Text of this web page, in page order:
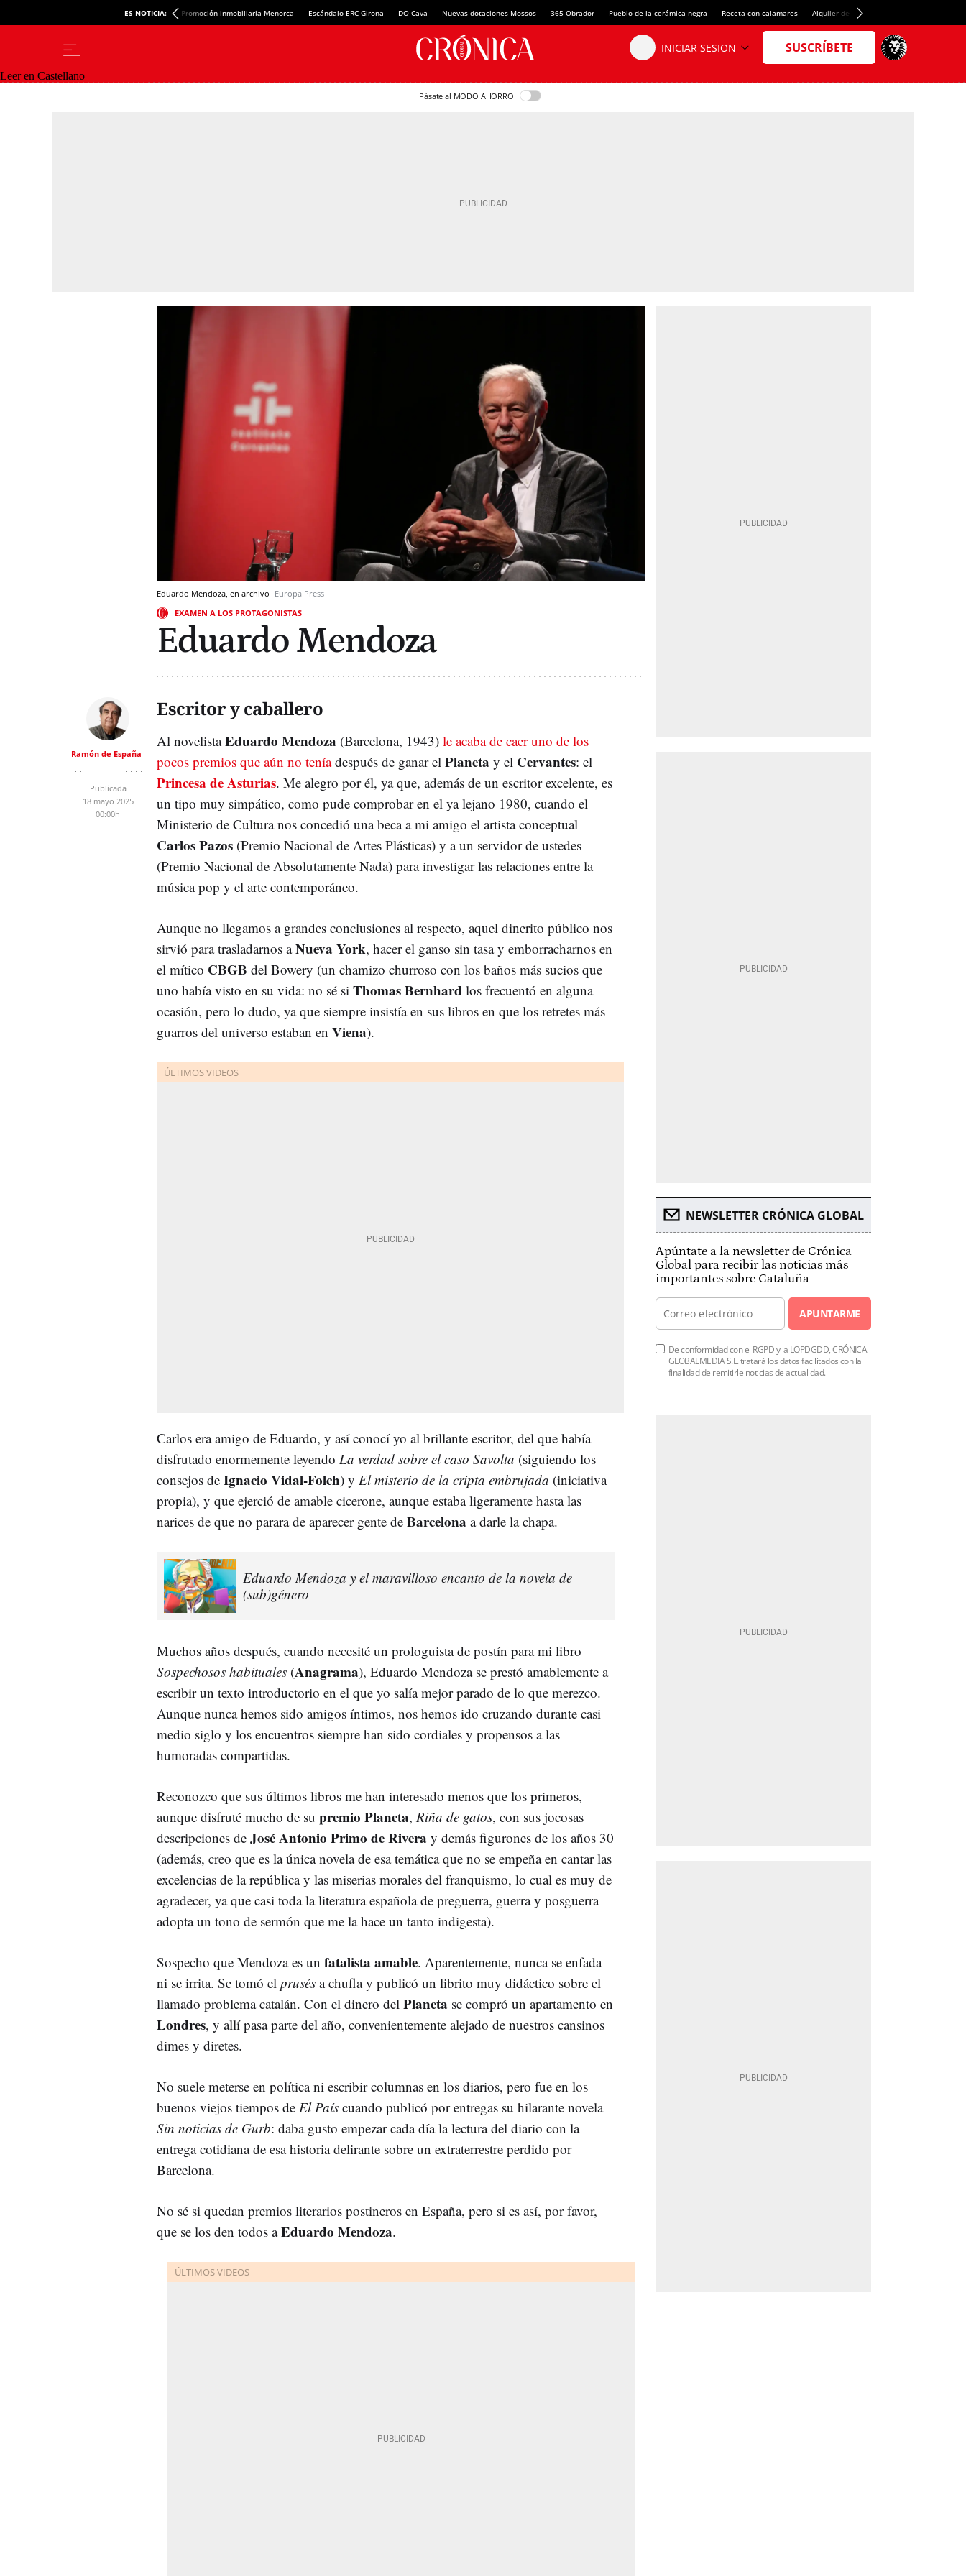
ES NOTICIA: Promoción inmobiliaria Menorca Escándalo ERC Girona DO Cava Nuevas dotaciones Mossos 365 Obrador Pueblo de la cerámica negra Receta con calamares Alquiler de habitaciones en España
Leer en Castellano
Pásate al MODO AHORRO
Eduardo Mendoza, en archivo Europa Press
EXAMEN A LOS PROTAGONISTAS
Eduardo Mendoza
Ramón de España
Publicada
18 mayo 2025
00:00h
Escritor y caballero
Al novelistaEduardo Mendoza (Barcelona, 1943) le acaba de caer uno de los
pocos premios que aún no teníadespués de ganar el Planeta y el Cervantes: el
Princesa de Asturias. Me alegro por él, ya que, además de un escritor excelente, es
un tipo muy simpático, como pude comprobar en el ya lejano 1980, cuando el
Ministerio de Cultura nos concedió una beca a mi amigo el artista conceptual
Carlos Pazos (Premio Nacional de Artes Plásticas) y a un servidor de ustedes
(Premio Nacional de Absolutamente Nada) para investigar las relaciones entre la
música pop y el arte contemporáneo.
Aunque no llegamos a grandes conclusiones al respecto, aquel dinerito público nos
sirvió para trasladarnos aNueva York, hacer el ganso sin tasa y emborracharnos en
el mítico CBGB del Bowery (un chamizo churroso con los baños más sucios que
uno había visto en su vida: no sé si Thomas Bernhard los frecuentó en alguna
ocasión, pero lo dudo, ya que siempre insistía en sus libros en que los retretes más
guarros del universo estaban en Viena).
Carlos era amigo de Eduardo, y así conocí yo al brillante escritor, del que había
disfrutado enormemente leyendo La verdad sobre el caso Savolta (siguiendo los
consejos de Ignacio Vidal-Folch) y El misterio de la cripta embrujada (iniciativa
propia), y que ejerció de amable cicerone, aunque estaba ligeramente hasta las
narices de que no parara de aparecer gente de Barcelona a darle la chapa.
Eduardo Mendoza y el maravilloso encanto de la novela de
(sub)género
Muchos años después, cuando necesité un prologuista de postín para mi libro
Sospechosos habituales (Anagrama), Eduardo Mendoza se prestó amablemente a
escribir un texto introductorio en el que yo salía mejor parado de lo que merezco.
Aunque nunca hemos sido amigos íntimos, nos hemos ido cruzando durante casi
medio siglo y los encuentros siempre han sido cordiales y propensos a las
humoradas compartidas.
Reconozco que sus últimos libros me han interesado menos que los primeros,
aunque disfruté mucho de su premio Planeta, Riña de gatos, con sus jocosas
descripciones de José Antonio Primo de Rivera y demás figurones de los años 30
(además, creo que es la única novela de esa temática que no se empeña en cantar las
excelencias de la república y las miserias morales del franquismo, lo cual es muy de
agradecer, ya que casi toda la literatura española de preguerra, guerra y posguerra
adopta un tono de sermón que me la hace un tanto indigesta).
Sospecho que Mendoza es un fatalista amable. Aparentemente, nunca se enfada
ni se irrita. Se tomó el prusés a chufla y publicó un librito muy didáctico sobre el
llamado problema catalán. Con el dinero del Planeta se compró un apartamento en
Londres, y allí pasa parte del año, convenientemente alejado de nuestros cansinos
dimes y diretes.
No suele meterse en política ni escribir columnas en los diarios, pero fue en los
buenos viejos tiempos de El País cuando publicó por entregas su hilarante novela
Sin noticias de Gurb: daba gusto empezar cada día la lectura del diario con la
entrega cotidiana de esa historia delirante sobre un extraterrestre perdido por
Barcelona.
No sé si quedan premios literarios postineros en España, pero si es así, por favor,
que se los den todos aEduardo Mendoza.
NEWSLETTER CRÓNICA GLOBAL
Apúntate a la newsletter de Crónica
Global para recibir las noticias más
importantes sobre Cataluña
APUNTARME
De conformidad con el RGPD y la LOPDGDD, CRÓNICA
GLOBALMEDIA S.L. tratará los datos facilitados con la
finalidad de remitirle noticias de actualidad.